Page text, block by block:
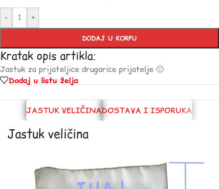
- +
DODAJ U KORPU
Kratak opis artikla:
Jastuk za prijateljice drugarice prijatelje 🙂
Dodaj u listu želja
JASTUK VELIČINADOSTAVA I ISPORUKA
Jastuk veličina